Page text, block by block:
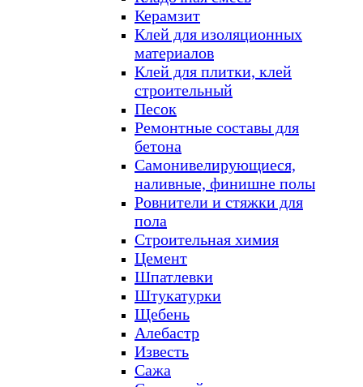
Керамзит
Клей для изоляционных
материалов
Клей для плитки, клей
строительный
Песок
Ремонтные составы для
бетона
Самонивелирующиеся,
наливные, финишне полы
Ровнители и стяжки для
пола
Строительная химия
Цемент
Шпатлевки
Штукатурки
Щебень
Алебастр
Известь
Сажа